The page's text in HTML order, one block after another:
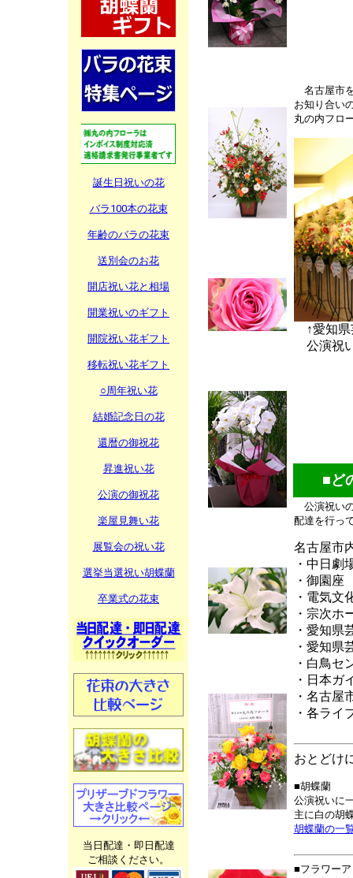
誕生日祝いの花
バラ100本の花束
年齢のバラの花束
送別会のお花
開店祝い花と相場
開業祝いのギフト
開院祝い花ギフト
移転祝い花ギフト
○周年祝い花
結婚記念日の花
還暦の御祝花
昇進祝い花
公演の御祝花
楽屋見舞い花
展覧会の祝い花
選挙当選祝い胡蝶蘭
卒業式の花束
当日配達・即日配達
ご相談ください。
名古屋市
お知り合い
丸の内フロ
↑愛知県
公演祝
■どの
公演祝い
配達を行っ
名古屋市
・中日劇
・御園座
・電気文
・宗次ホ
・愛知県
・愛知県
・白鳥セ
・日本ガ
・名古屋
・各ライ
おとどけ
■胡蝶蘭
公演祝いに
主に白の胡
胡蝶蘭の一
■フラワー